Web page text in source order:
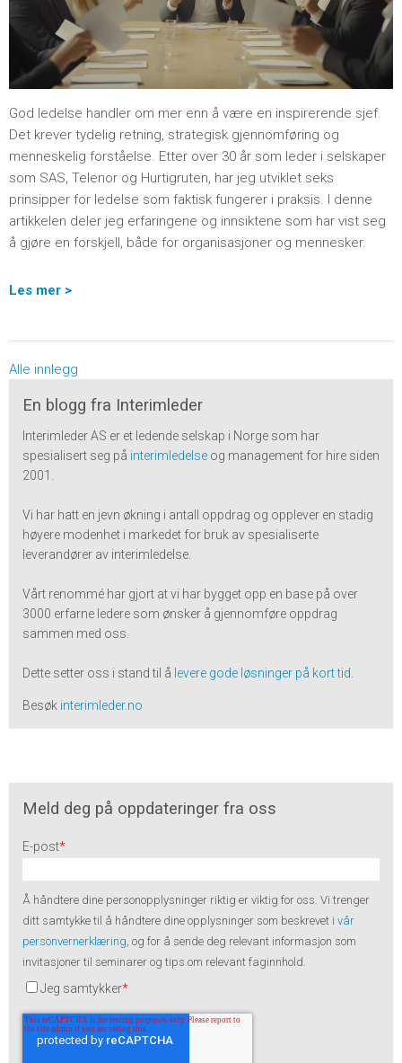
God ledelse handler om mer enn å være en inspirerende sjef.
Det krever tydelig retning, strategisk gjennomføring og
menneskelig forståelse. Etter over 30 år som leder i selskaper
som SAS, Telenor og Hurtigruten, har jeg utviklet seks
prinsipper for ledelse som faktisk fungerer i praksis. I denne
artikkelen deler jeg erfaringene og innsiktene som har vist seg
å gjøre en forskjell, både for organisasjoner og mennesker.
Les mer >
Alle innlegg
En blogg fra Interimleder
Interimleder AS er et ledende selskap i Norge som har
spesialisert seg på interimledelse og management for hire siden
2001.
Vi har hatt en jevn økning i antall oppdrag og opplever en stadig
høyere modenhet i markedet for bruk av spesialiserte
leverandører av interimledelse.
Vårt renommé har gjort at vi har bygget opp en base på over
3000 erfarne ledere som ønsker å gjennomføre oppdrag
sammen med oss.
Dette setter oss i stand til å levere gode løsninger på kort tid
Besøk interimleder.no
Meld deg på oppdateringer fra oss
E-post*
Å håndtere dine personopplysninger riktig er viktig for oss. Vi trenger
ditt samtykke til å håndtere dine opplysninger som beskrevet i vår
personvernerklæring, og for å sende deg relevant informasjon som
invitasjoner til seminarer og tips om relevant faginnhold.
Jeg samtykker*